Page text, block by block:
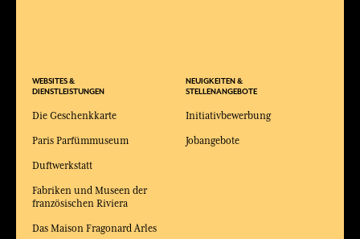
WEBSITES &
DIENSTLEISTUNGEN
Die Geschenkkarte
Paris Parfümmuseum
Duftwerkstatt
Fabriken und Museen der
französischen Riviera
Das Maison Fragonard Arles
NEUIGKEITEN &
STELLENANGEBOTE
Initiativbewerbung
Jobangebote